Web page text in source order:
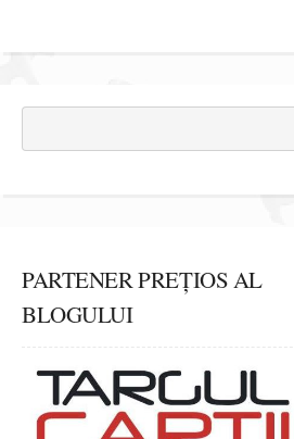
PARTENER PREȚIOS AL
BLOGULUI